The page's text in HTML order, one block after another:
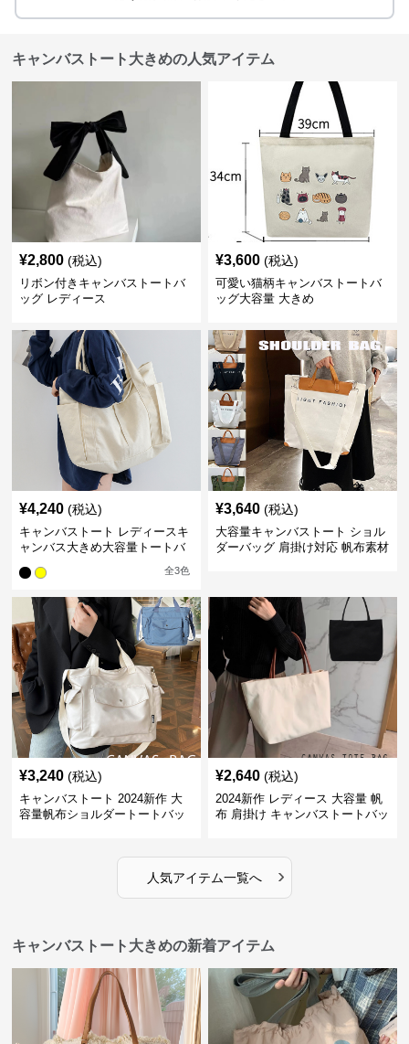
キャンバストート大きめの人気アイテム
¥2,800 (税込)
リボン付きキャンバストートバ
ッグ レディース
¥3,600 (税込)
可愛い猫柄キャンバストートバ
ッグ大容量 大きめ
¥4,240 (税込)
キャンバストート レディースキ
ャンバス大きめ大容量トートバ
全3色
¥3,640 (税込)
大容量キャンバストート ショル
ダーバッグ 肩掛け対応 帆布素材
¥3,240 (税込)
キャンバストート 2024新作 大
容量帆布ショルダートートバッ
¥2,640 (税込)
2024新作 レディース 大容量 帆
布 肩掛け キャンバストートバッ
人気アイテム一覧へ ›
キャンバストート大きめの新着アイテム